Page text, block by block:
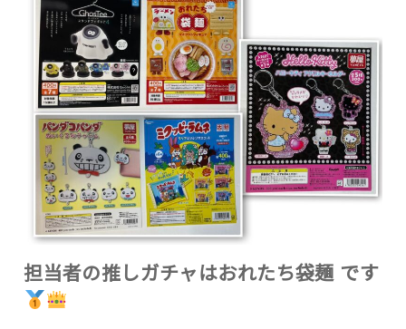
担当者の推しガチャはおれたち袋麺 です